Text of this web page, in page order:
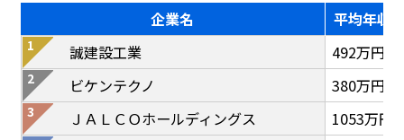
企業名
平均年収
誠建設工業
492万円
ビケンテクノ
380万円
ＪＡＬＣＯホールディングス
1053万円